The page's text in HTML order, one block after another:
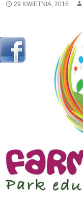
29 KWIETNIA, 2016